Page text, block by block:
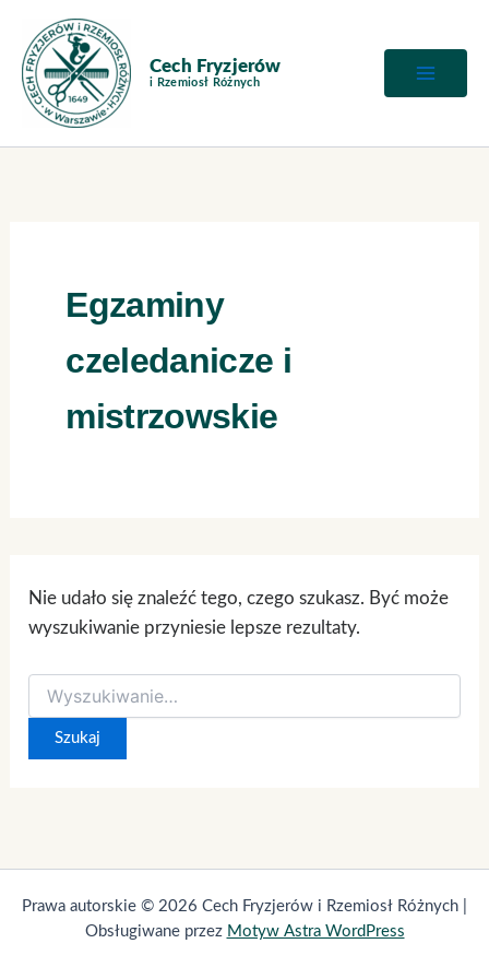
treści
Egzaminy
czeledanicze i
mistrzowskie
Nie udało się znaleźć tego, czego szukasz. Być może
wyszukiwanie przyniesie lepsze rezultaty.
dla:
Prawa autorskie © 2026 Cech Fryzjerów i Rzemiosł Różnych |
Obsługiwane przez Motyw Astra WordPress